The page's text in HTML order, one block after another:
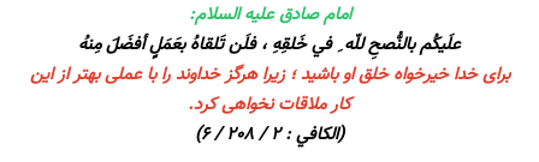
امام صادق عليه السلام:
علَيكُم بالنُّصحِ للّه ِ في خَلقِهِ ، فلَن تَلقاهُ بعَمَلٍ أفضَلَ مِنهُ
براى خدا خيرخواه خلق او باشيد ؛ زيرا هرگز خداوند را با عملى بهتر از اين
كار ملاقات نخواهى كرد.
(الكافي : 2 / 208 / 6)